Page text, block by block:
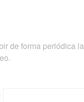
de forma periódica